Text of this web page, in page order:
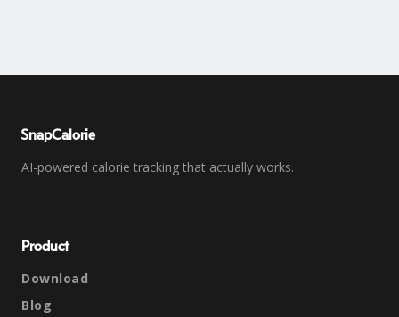
SnapCalorie
AI-powered calorie tracking that actually works.
Product
Download
Blog